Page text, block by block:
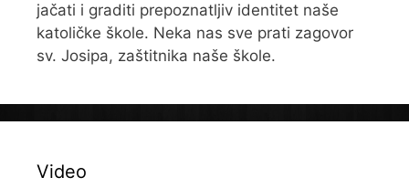
jačati i graditi prepoznatljiv identitet naše
katoličke škole. Neka nas sve prati zagovor
sv. Josipa, zaštitnika naše škole.
Video